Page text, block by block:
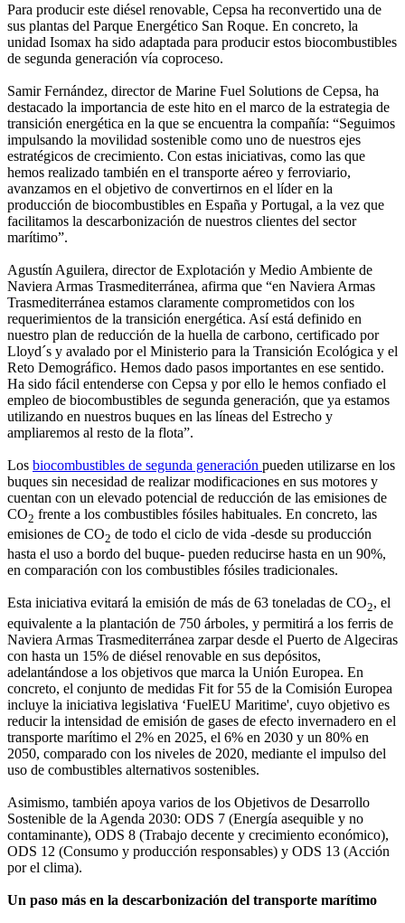
Para producir este diésel renovable, Cepsa ha reconvertido una de
sus plantas del Parque Energético San Roque. En concreto, la
unidad Isomax ha sido adaptada para producir estos biocombustibles
de segunda generación vía coproceso.
Samir Fernández, director de Marine Fuel Solutions de Cepsa, ha
destacado la importancia de este hito en el marco de la estrategia de
transición energética en la que se encuentra la compañía: “Seguimos
impulsando la movilidad sostenible como uno de nuestros ejes
estratégicos de crecimiento. Con estas iniciativas, como las que
hemos realizado también en el transporte aéreo y ferroviario,
avanzamos en el objetivo de convertirnos en el líder en la
producción de biocombustibles en España y Portugal, a la vez que
facilitamos la descarbonización de nuestros clientes del sector
marítimo”.
Agustín Aguilera, director de Explotación y Medio Ambiente de
Naviera Armas Trasmediterránea, afirma que “en Naviera Armas
Trasmediterránea estamos claramente comprometidos con los
requerimientos de la transición energética. Así está definido en
nuestro plan de reducción de la huella de carbono, certificado por
Lloyd´s y avalado por el Ministerio para la Transición Ecológica y el
Reto Demográfico. Hemos dado pasos importantes en ese sentido.
Ha sido fácil entenderse con Cepsa y por ello le hemos confiado el
empleo de biocombustibles de segunda generación, que ya estamos
utilizando en nuestros buques en las líneas del Estrecho y
ampliaremos al resto de la flota”.
Los biocombustibles de segunda generación pueden utilizarse en los
buques sin necesidad de realizar modificaciones en sus motores y
cuentan con un elevado potencial de reducción de las emisiones de
CO2 frente a los combustibles fósiles habituales. En concreto, las
emisiones de CO2 de todo el ciclo de vida -desde su producción
hasta el uso a bordo del buque- pueden reducirse hasta en un 90%,
en comparación con los combustibles fósiles tradicionales.
Esta iniciativa evitará la emisión de más de 63 toneladas de CO2, el
equivalente a la plantación de 750 árboles, y permitirá a los ferris de
Naviera Armas Trasmediterránea zarpar desde el Puerto de Algeciras
con hasta un 15% de diésel renovable en sus depósitos,
adelantándose a los objetivos que marca la Unión Europea. En
concreto, el conjunto de medidas Fit for 55 de la Comisión Europea
incluye la iniciativa legislativa ‘FuelEU Maritime', cuyo objetivo es
reducir la intensidad de emisión de gases de efecto invernadero en el
transporte marítimo el 2% en 2025, el 6% en 2030 y un 80% en
2050, comparado con los niveles de 2020, mediante el impulso del
uso de combustibles alternativos sostenibles.
Asimismo, también apoya varios de los Objetivos de Desarrollo
Sostenible de la Agenda 2030: ODS 7 (Energía asequible y no
contaminante), ODS 8 (Trabajo decente y crecimiento económico),
ODS 12 (Consumo y producción responsables) y ODS 13 (Acción
por el clima).
Un paso más en la descarbonización del transporte marítimo